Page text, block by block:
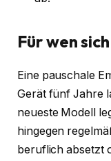
Für wen
Eine pauschale
Gerät fünf Jahre
neueste Modell
hingegen
beruflich absetzt